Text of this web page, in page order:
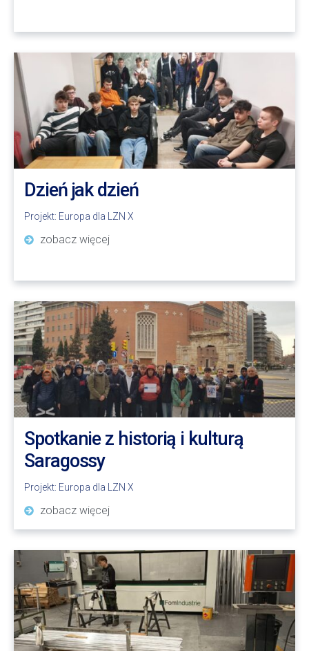
Dzień jak dzień
Projekt: Europa dla LZN X
zobacz więcej
Spotkanie z historią i kulturą
Saragossy
Projekt: Europa dla LZN X
zobacz więcej